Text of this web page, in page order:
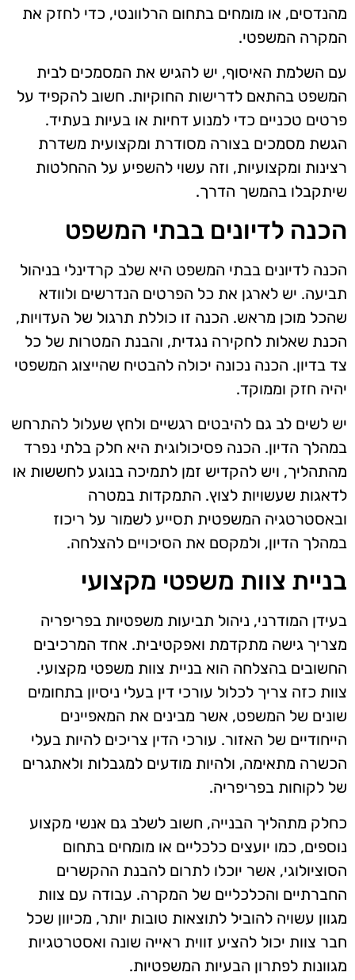
מהנדסים, או מומחים בתחום הרלוונטי, כדי לחזק את
המקרה המשפטי.
עם השלמת האיסוף, יש להגיש את המסמכים לבית
המשפט בהתאם לדרישות החוקיות. חשוב להקפיד על
פרטים טכניים כדי למנוע דחיות או בעיות בעתיד.
הגשת מסמכים בצורה מסודרת ומקצועית משדרת
רצינות ומקצועיות, וזה עשוי להשפיע על ההחלטות
שיתקבלו בהמשך הדרך.
הכנה לדיונים בבתי המשפט
הכנה לדיונים בבתי המשפט היא שלב קרדינלי בניהול
תביעה. יש לארגן את כל הפרטים הנדרשים ולוודא
שהכל מוכן מראש. הכנה זו כוללת תרגול של העדויות,
הכנת שאלות לחקירה נגדית, והבנת המטרות של כל
צד בדיון. הכנה נכונה יכולה להבטיח שהייצוג המשפטי
יהיה חזק וממוקד.
יש לשים לב גם להיבטים רגשיים ולחץ שעלול להתרחש
במהלך הדיון. הכנה פסיכולוגית היא חלק בלתי נפרד
מהתהליך, ויש להקדיש זמן לתמיכה בנוגע לחששות או
לדאגות שעשויות לצוץ. התמקדות במטרה
ובאסטרטגיה המשפטית תסייע לשמור על ריכוז
במהלך הדיון, ולמקסם את הסיכויים להצלחה.
בניית צוות משפטי מקצועי
בעידן המודרני, ניהול תביעות משפטיות בפריפריה
מצריך גישה מתקדמת ואפקטיבית. אחד המרכיבים
החשובים בהצלחה הוא בניית צוות משפטי מקצועי.
צוות כזה צריך לכלול עורכי דין בעלי ניסיון בתחומים
שונים של המשפט, אשר מבינים את המאפיינים
הייחודיים של האזור. עורכי הדין צריכים להיות בעלי
הכשרה מתאימה, ולהיות מודעים למגבלות ולאתגרים
של לקוחות בפריפריה.
כחלק מתהליך הבנייה, חשוב לשלב גם אנשי מקצוע
נוספים, כמו יועצים כלכליים או מומחים בתחום
הסוציולוגי, אשר יוכלו לתרום להבנת ההקשרים
החברתיים והכלכליים של המקרה. עבודה עם צוות
מגוון עשויה להוביל לתוצאות טובות יותר, מכיוון שכל
חבר צוות יכול להציע זווית ראייה שונה ואסטרטגיות
מגוונות לפתרון הבעיות המשפטיות.